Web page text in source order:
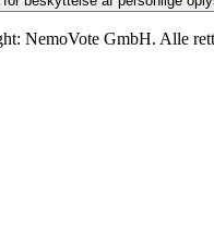
NemoVote GmbH. Alle